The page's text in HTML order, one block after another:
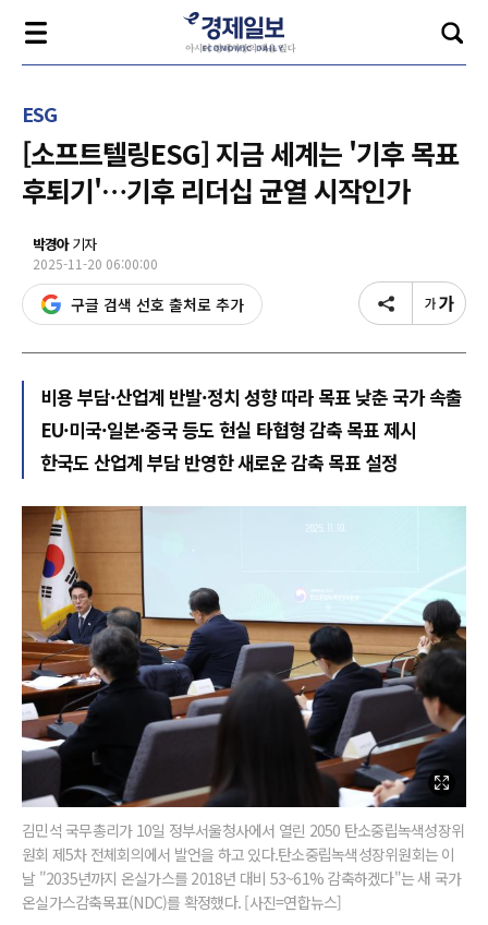
ESG
[소프트텔링ESG] 지금 세계는 '기후 목표
후퇴기'…기후 리더십 균열 시작인가
박경아기자
2025-11-20 06:00:00
구글 검색 선호 출처로 추가
비용 부담·산업계 반발·정치 성향 따라 목표 낮춘 국가 속출
EU·미국·일본·중국 등도 현실 타협형 감축 목표 제시
한국도 산업계 부담 반영한 새로운 감축 목표 설정
김민석 국무총리가 10일 정부서울청사에서 열린 2050 탄소중립녹색성장위
원회 제5차 전체회의에서 발언을 하고 있다.탄소중립녹색성장위원회는 이
날 "2035년까지 온실가스를 2018년 대비 53~61% 감축하겠다"는 새 국가
온실가스감축목표(NDC)를 확정했다. [사진=연합뉴스]